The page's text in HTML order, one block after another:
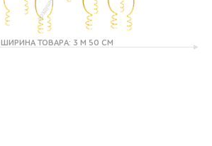
ШИРИНА ТОВАРА: 3 М 50 СМ